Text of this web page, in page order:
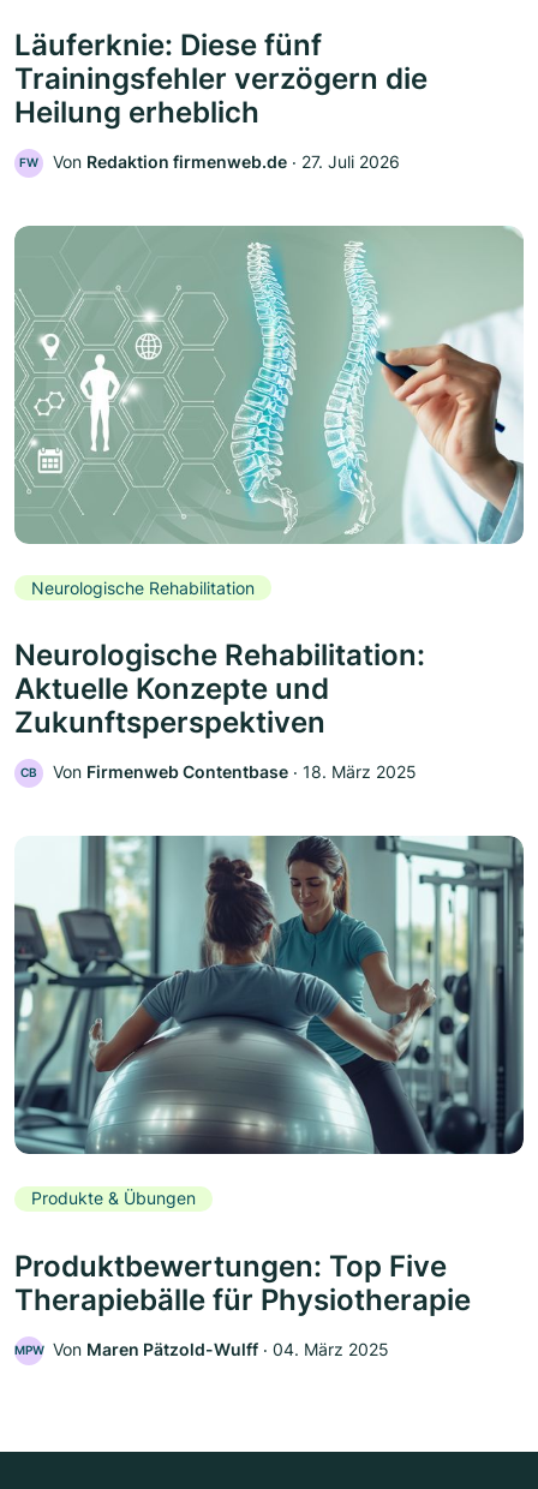
Läuferknie: Diese fünf
Trainingsfehler verzögern die
Heilung erheblich
FW Von Redaktion firmenweb.de ‧ 27. Juli 2026
Neurologische Rehabilitation
Neurologische Rehabilitation:
Aktuelle Konzepte und
Zukunftsperspektiven
CB Von Firmenweb Contentbase ‧ 18. März 2025
Produkte & Übungen
Produktbewertungen: Top Five
Therapiebälle für Physiotherapie
MPW Von Maren Pätzold-Wulff ‧ 04. März 2025